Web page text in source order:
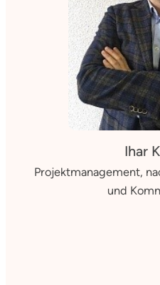
Ihar
Projektmanagement,
und